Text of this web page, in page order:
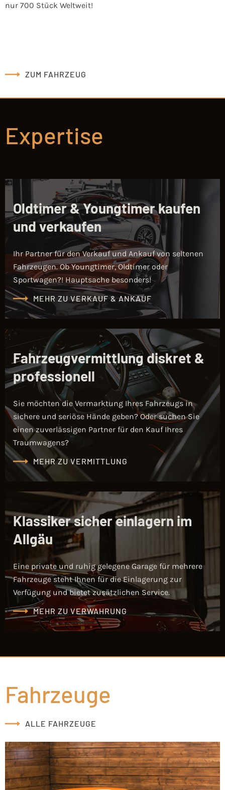
nur 700 Stück Weltweit!
ZUM FAHRZEUG
Expertise
Oldtimer & Youngtimer kaufen
und verkaufen
Ihr Partner für den Verkauf und Ankauf von seltenen
Fahrzeugen. Ob Youngtimer, Oldtimer oder
Sportwagen?! Hauptsache besonders!
MEHR ZU VERKAUF & ANKAUF
Fahrzeugvermittlung diskret &
professionell
Sie möchten die Vermarktung Ihres Fahrzeugs in
sichere und seriöse Hände geben? Oder suchen Sie
einen zuverlässigen Partner für den Kauf Ihres
Traumwagens?
MEHR ZU VERMITTLUNG
Klassiker sicher einlagern im
Allgäu
Eine private und ruhig gelegene Garage für mehrere
Fahrzeuge steht Ihnen für die Einlagerung zur
Verfügung und bietet zusätzlichen Service.
MEHR ZU VERWAHRUNG
Fahrzeuge
ALLE FAHRZEUGE